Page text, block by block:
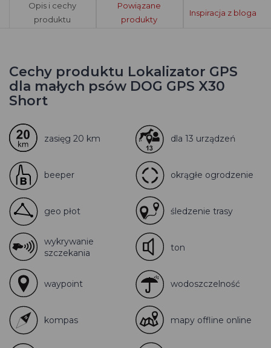
Opis i cechy
produktu
Powiązane
produkty
Inspiracja z bloga
Cechy produktu Lokalizator GPS
dla małych psów DOG GPS X30
Short
zasięg 20 km dla 13 urządzeń
beeper okrągłe ogrodzenie
geo płot śledzenie trasy
wykrywanie
szczekania
ton
waypoint wodoszczelność
kompas mapy offline online